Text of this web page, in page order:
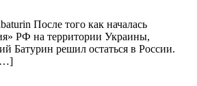
После того как началась
РФ на территории Украины,
Батурин решил остаться в России.